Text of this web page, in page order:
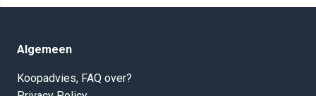
Algemeen
Koopadvies, FAQ over?